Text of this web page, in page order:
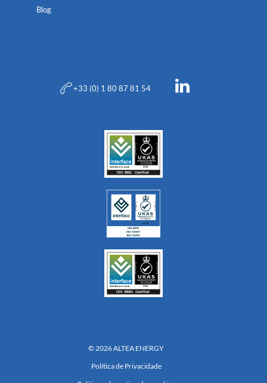
Blog
+33 (0) 1 80 87 81 54
© 2026 ALTEA ENERGY
Política de Privacidade